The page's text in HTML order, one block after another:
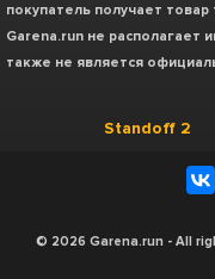
покупатель получает
Garena.run не располагает
также не является
Standoff 2
© 2026 Garena.run - All